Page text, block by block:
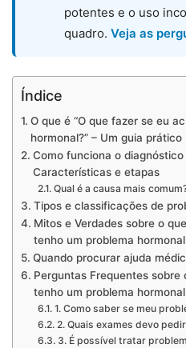
potentes e o uso
quadro. Veja as
Índice
O que é “O que fazer se eu
hormonal?” – Um guia prático
Como funciona o
Características e etapas
Qual é a causa mais
Tipos e classificações de
Mitos e Verdades sobre o
tenho um problema hormonal
Quando procurar ajuda
Perguntas Frequentes
tenho um problema hormonal
1. Como saber se meu
2. Quais exames devo
3. É possível tratar